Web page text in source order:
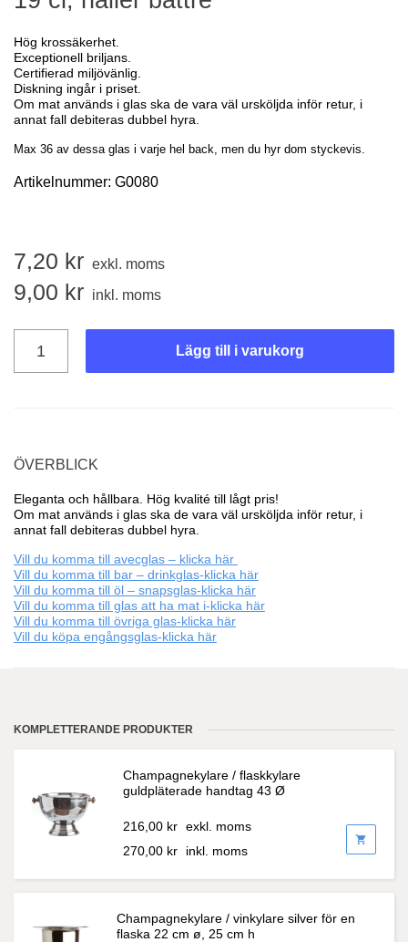
Hög krossäkerhet.
Exceptionell briljans.
Certifierad miljövänlig.
Diskning ingår i priset.
Om mat används i glas ska de vara väl ursköljda inför retur, i
annat fall debiteras dubbel hyra.
Max 36 av dessa glas i varje hel back, men du hyr dom styckevis.
Artikelnummer: G0080
7,20 kr exkl. moms
9,00 kr inkl. moms
Lägg till i varukorg
ÖVERBLICK
Eleganta och hållbara. Hög kvalité till lågt pris!
Om mat används i glas ska de vara väl ursköljda inför retur, i
annat fall debiteras dubbel hyra.
Vill du komma till avecglas – klicka här
Vill du komma till bar – drinkglas-klicka här
Vill du komma till öl – snapsglas-klicka här
Vill du komma till glas att ha mat i-klicka här
Vill du komma till övriga glas-klicka här
Vill du köpa engångsglas-klicka här
KOMPLETTERANDE PRODUKTER
Champagnekylare / flaskkylare
guldpläterade handtag 43 Ø
216,00 kr exkl. moms
270,00 kr inkl. moms
shopping_cart
Champagnekylare / vinkylare silver för en
flaska 22 cm ø, 25 cm h